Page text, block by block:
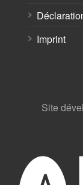
Imprint
Site